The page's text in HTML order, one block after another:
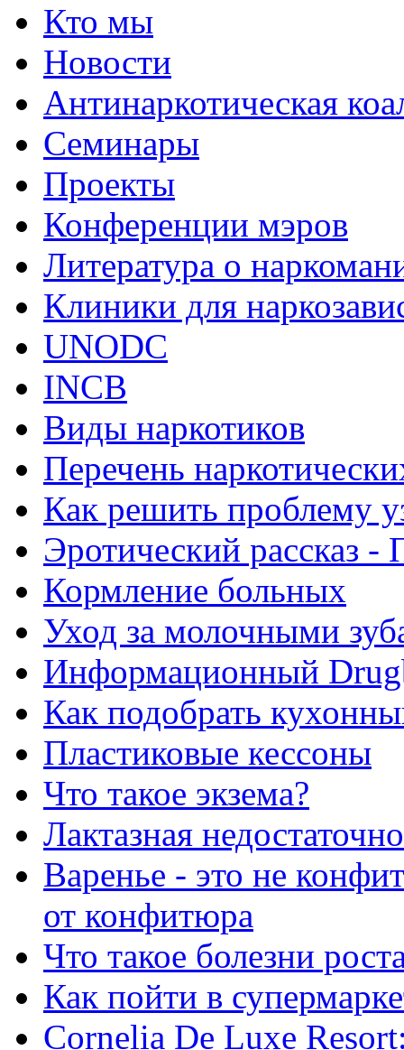
Кто мы
Новости
Антинаркотическая
Семинары
Проекты
Конференции мэров
Литература о
Клиники для
UNODC
INCB
Виды наркотиков
Перечень
Как решить проблему
Эротический рассказ -
Кормление больных
Уход за молочными
Информационный
Как подобрать
Пластиковые кессоны
Что такое экзема?
Лактазная
Варенье - это не
от конфитюра
Что такое болезни
Как пойти в
Сornelia De Luxe